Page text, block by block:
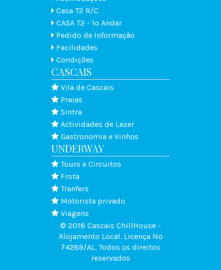
Casa T2 R/C
CASA T2 - 1º Andar
Pedido de Informação
Facilidades
Condições
CASCAIS
Vila de Cascais
Praias
Sintra
Actividades de Lazer
Gastronomia e Vinhos
UNDERWAY
Tours e Circuitos
Frota
Tranfers
Motorista privado
Viagens
© 2018 Cascais ChillHouse -
Alojamento Local. Licença Nº
74289/AL. Todos os direitos
reservados